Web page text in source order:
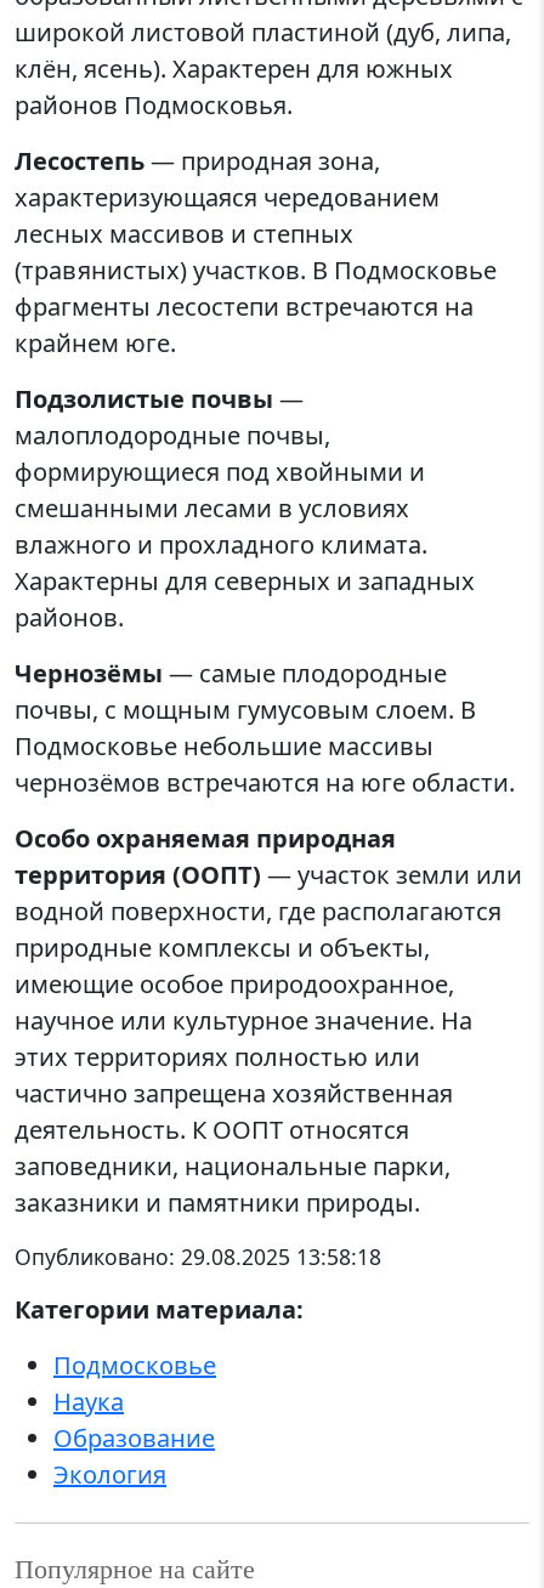
широкой листовой пластиной (дуб, липа,
клён, ясень). Характерен для южных
районов Подмосковья.
Лесостепь— природная зона,
характеризующаяся чередованием
лесных массивов и степных
(травянистых) участков. В Подмосковье
фрагменты лесостепи встречаются на
крайнем юге.
Подзолистые почвы —
малоплодородные почвы,
формирующиеся под хвойными и
смешанными лесами в условиях
влажного и прохладного климата.
Характерны для северных и западных
районов.
Чернозёмы — самые плодородные
почвы, с мощным гумусовым слоем. В
Подмосковье небольшие массивы
чернозёмов встречаются на юге области.
Особо охраняемая природная
территория (ООПТ) — участок земли или
водной поверхности, где располагаются
природные комплексы и объекты,
имеющие особое природоохранное,
научное или культурное значение. На
этих территориях полностью или
частично запрещена хозяйственная
деятельность. К ООПТ относятся
заповедники, национальные парки,
заказники и памятники природы.
Опубликовано: 29.08.2025 13:58:18
Категории материала:
Подмосковье
Наука
Образование
Экология
Популярное на сайте